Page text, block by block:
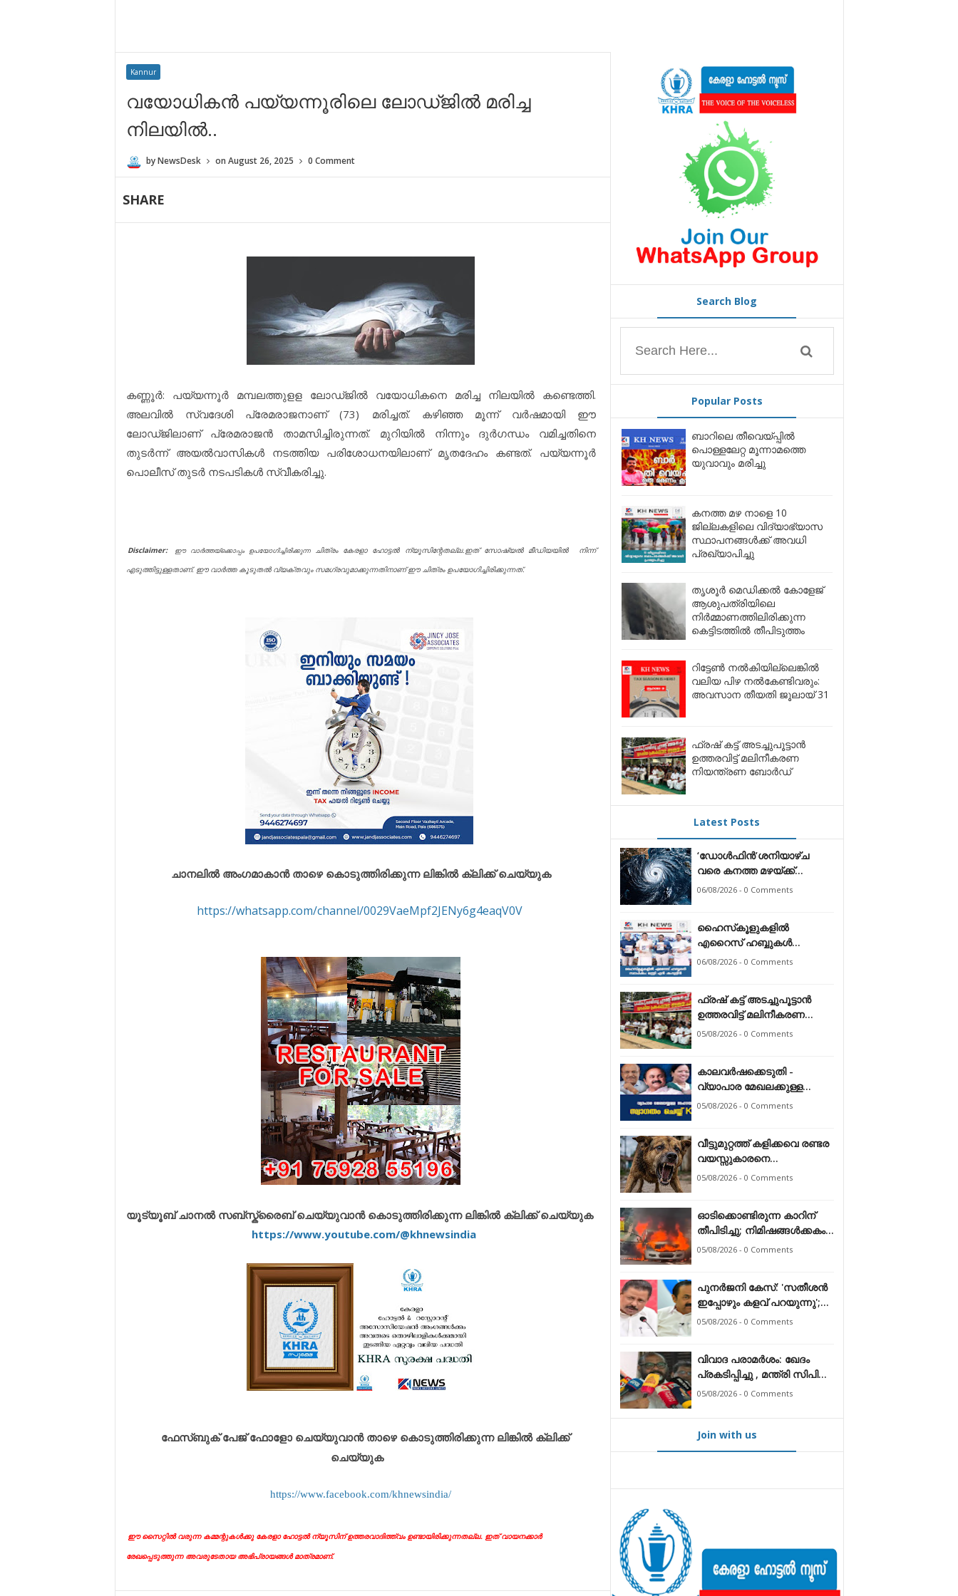
Kannur
വയോധികൻ പയ്യന്നൂരിലെ ലോഡ്ജിൽ മരിച്ച
നിലയിൽ..
byNewsDesk on August 26, 2025 0 Comment
SHARE
കണ്ണൂർ: പയ്യന്നൂർ മമ്പലത്തുളള ലോഡ്ജിൽ വയോധികനെ മരിച്ച നിലയിൽ കണ്ടെത്തി.
അലവിൽ സ്വദേശി പ്രേമരാജനാണ് (73) മരിച്ചത്. കഴിഞ്ഞ മൂന്ന് വർഷമായി ഈ
ലോഡ്ജിലാണ് പ്രേമരാജൻ താമസിച്ചിരുന്നത്. മുറിയിൽ നിന്നും ദുർഗന്ധം വമിച്ചതിനെ
തുടർന്ന് അയൽവാസികൾ നടത്തിയ പരിശോധനയിലാണ് മൃതദേഹം കണ്ടത്. പയ്യന്നൂർ
പൊലീസ് തുടർ നടപടികൾ സ്വീകരിച്ചു.
Disclaimer: ഈ വാർത്തയ്ക്കൊപ്പം ഉപയോഗിച്ചിരിക്കുന്ന
ചിത്രം കേരളാ ഹോട്ടൽ ന്യൂസിന്റേതല്ല.ഇത് സോഷ്യൽ മീഡിയയിൽ നിന്ന്
എടുത്തിട്ടുള്ളതാണ്. ഈ വാർത്ത കൂടുതൽ വ്യക്തവും സമഗ്രവുമാക്കുന്നതിനാണ് ഈ ചിത്രം ഉപയോഗിച്ചിരിക്കുന്നത്.
ചാനലിൽ അംഗമാകാൻ താഴെ കൊടുത്തിരിക്കുന്ന ലിങ്കിൽ ക്ലിക്ക് ചെയ്യുക
https://whatsapp.com/channel/0029VaeMpf2JENy6g4eaqV0V
യൂട്യൂബ് ചാനൽ സബ്സ്ക്രൈബ് ചെയ്യുവാൻ കൊടുത്തിരിക്കുന്ന ലിങ്കിൽ ക്ലിക്ക് ചെയ്യുക
https://www.youtube.com/@khnewsindia
ഫേസ്ബുക് പേജ് ഫോളോ ചെയ്യുവാൻ താഴെ കൊടുത്തിരിക്കുന്ന ലിങ്കിൽ ക്ലിക്ക്
ചെയ്യുക
https://www.facebook.com/khnewsindia/
ഈ സൈറ്റിൽ വരുന്ന കമ്മന്റുകൾക്കു കേരളാ ഹോട്ടൽ ന്യൂസിന് ഉത്തരവാദിത്ത്വം ഉണ്ടായിരിക്കുന്നതല്ല. ഇത് വായനക്കാർ
രേഖപ്പെടുത്തുന്ന അവരുടേതായ അഭിപ്രായങ്ങൾ മാത്രമാണ്.
Search Blog
Popular Posts
ബാറിലെ തീവെയ്പ്പിൽ
പൊള്ളലേറ്റ മൂന്നാമത്തെ
യുവാവും മരിച്ചു
കനത്ത മഴ നാളെ 10
ജില്ലകളിലെ വിദ്യാഭ്യാസ
സ്ഥാപനങ്ങൾക്ക് അവധി
പ്രഖ്യാപിച്ചു
തൃശൂർ മെഡിക്കൽ കോളേജ്
ആശുപത്രിയിലെ
നിർമ്മാണത്തിലിരിക്കുന്ന
കെട്ടിടത്തിൽ തീപിടുത്തം
റിട്ടേൺ നൽകിയില്ലെങ്കിൽ
വലിയ പിഴ നൽകേണ്ടിവരും:
അവസാന തീയതി ജൂലായ് 31
ഫ്രഷ് കട്ട് അടച്ചുപൂട്ടാന്‍
ഉത്തരവിട്ട് മലിനീകരണ
നിയന്ത്രണ ബോര്‍ഡ്
Latest Posts
‘ഡോൾഫിൻ’ശനിയാഴ്ച
വരെ കനത്ത മഴയ്ക്ക്
സാധ്യത;
06/08/2026 - 0 Comments
ഹൈസ്‌കൂളുകളിൽ
എറൈസ് ഹബ്ബുകൾ
സ്ഥാപിക്കും: മന്ത്രി എൻ
06/08/2026 - 0 Comments
ഫ്രഷ് കട്ട് അടച്ചുപൂട്ടാന്‍
ഉത്തരവിട്ട് മലിനീകരണ
നിയന്ത്രണ ബോര്‍ഡ്
05/08/2026 - 0 Comments
കാലവർഷക്കെടുതി -
വ്യാപാര മേഖലക്കുള്ള
സഹായത്തെ സ്വാഗതം
അസോസിയേഷൻ
05/08/2026 - 0 Comments
വീട്ടുമുറ്റത്ത് കളിക്കവെ രണ്ടര
വയസ്സുകാരനെ
തെരുവുനായ ആക്രമിച്ചു
05/08/2026 - 0 Comments
ഓടിക്കൊണ്ടിരുന്ന കാറിന്
തീപിടിച്ചു; നിമിഷങ്ങൾക്കകം
പൂർണമായി കത്തിനശിച്ചു
05/08/2026 - 0 Comments
പുനർജനി കേസ്: 'സതീശൻ
ഇപ്പോഴും കളവ് പറയുന്നു';
മുഖ്യമന്ത്രിക്കെതിരെ
05/08/2026 - 0 Comments
വിവാദ പരാമർശം: ഖേദം
പ്രകടിപ്പിച്ചു , മന്ത്രി സിപി
ജോൺ
05/08/2026 - 0 Comments
Join with us